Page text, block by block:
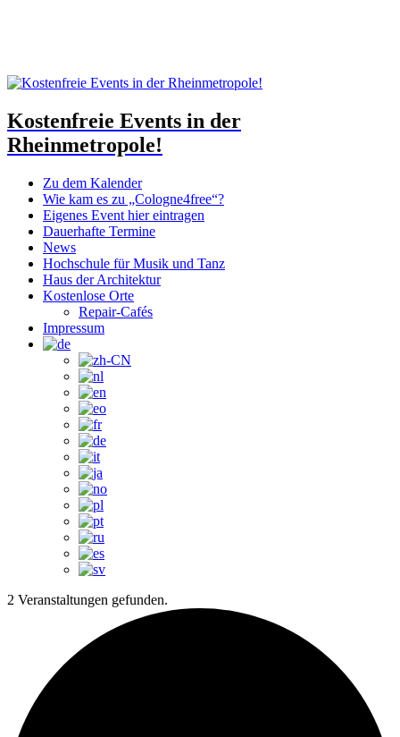
Kostenfreie Events in der
Rheinmetropole!
Zu dem Kalender
Wie kam es zu „Cologne4free“?
Eigenes Event hier eintragen
Dauerhafte Termine
News
Hochschule für Musik und Tanz
Haus der Architektur
Kostenlose Orte
Repair-Cafés
Impressum
2 Veranstaltungen gefunden.